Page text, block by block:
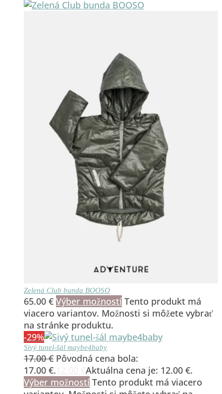
Zelená Club bunda BOOSO
65.00 € Výber možností Tento produkt má
viacero variantov. Možnosti si môžete vybrať
na stránke produktu.
-29%
Sivý tunel-šál maybe4baby
17.00€ Pôvodná cena bola:
17.00 €.
Aktuálna cena je: 12.00 €.
Výber možností Tento produkt má viacero